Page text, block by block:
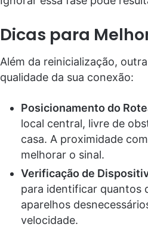
Dicas para
Além da reinicialização,
qualidade da sua conexão:
Posicionamento do
local central, livre de
casa. A proximidade
melhorar o sinal.
Verificação de
para identificar quantos
aparelhos
velocidade.